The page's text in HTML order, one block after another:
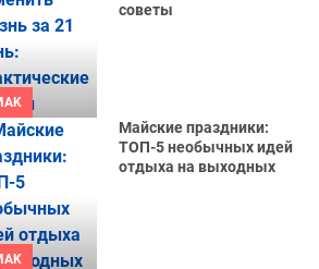
советы
Майские праздники:
ТОП-5 необычных идей
отдыха на выходных